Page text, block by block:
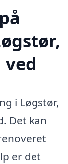
i Løgstør,
Det kan
er det